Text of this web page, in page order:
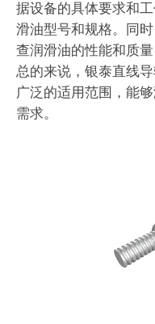
据设备的具体要求和
滑油型号和规格。同
查润滑油的性能和质
总的来说，银泰直线
广泛的适用范围，能
需求。